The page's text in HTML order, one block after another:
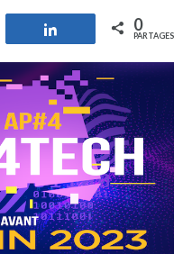
Partagez 0
PARTAGES